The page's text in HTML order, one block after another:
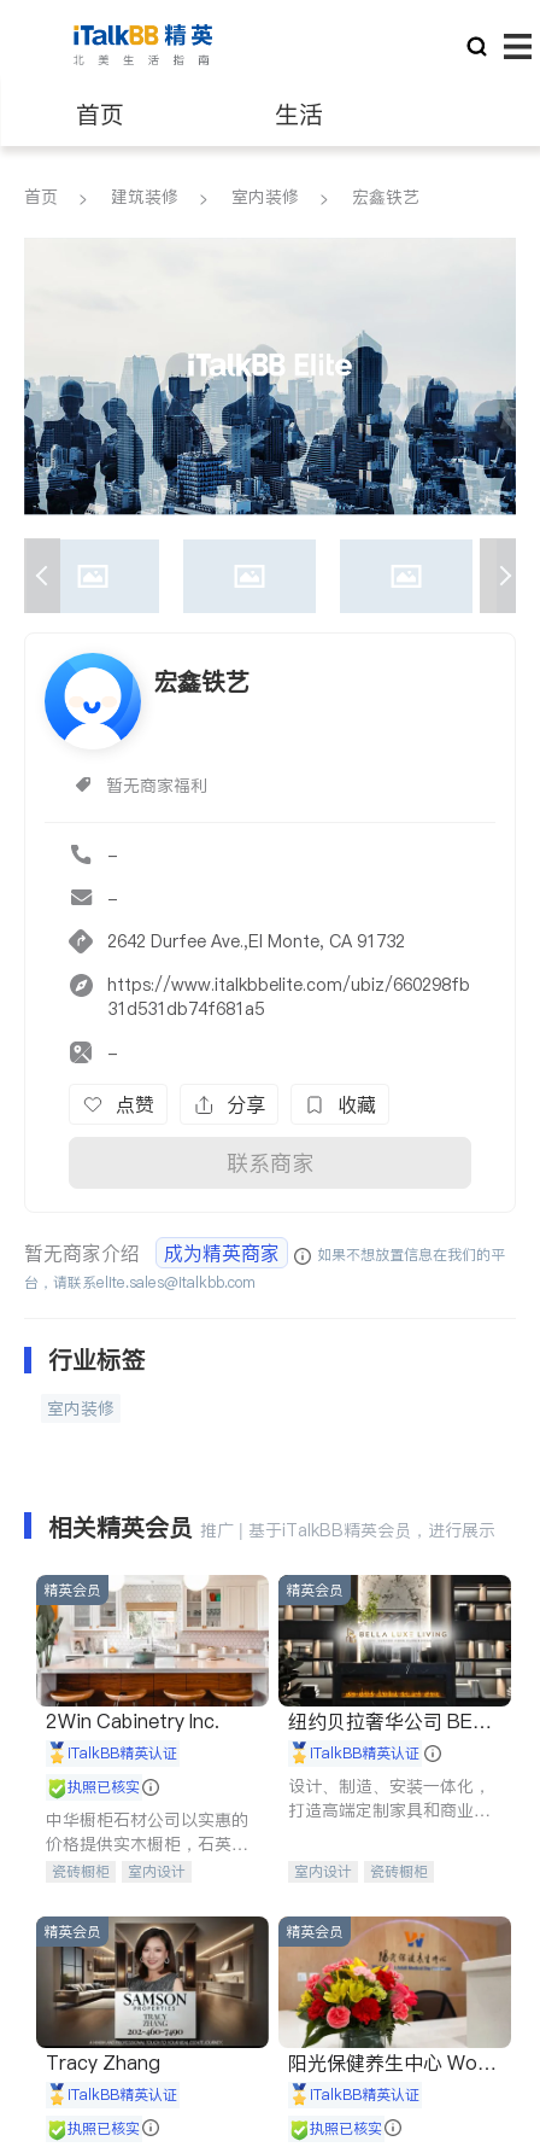
首页 生活
医生 律师
养老 非盈利组织
首页 建筑装修 室内装修 宏鑫铁艺
宏鑫铁艺
暂无商家福利
-
-
2642 Durfee Ave.,El Monte, CA 91732
https://www.italkbbelite.com/ubiz/660298fb
31d531db74f681a5
-
点赞 分享 收藏
联系商家
暂无商家介绍 成为精英商家
如果不想放置信息在我们的平
台，请联系elite.sales@italkbb.com
行业标签
室内装修
相关精英会员 推广 | 基于iTalkBB精英会员，进行展示
精英会员
2Win Cabinetry Inc.
iTalkBB精英认证
执照已核实
中华橱柜石材公司以实惠的
价格提供实木橱柜，石英石
台面，多种优质不锈钢水
质厨房，家的选择。
瓷砖橱柜
室内设计
室内装修
精英会员
纽约贝拉奢华公司 BELL
A LUXE
iTalkBB精英认证
设计、制造、安装一体化，
打造高端定制家具和商业空
室内设计
瓷砖橱柜
售前软装staging
室内装修
精英会员
Tracy Zhang
iTalkBB精英认证
执照已核实
精英会员
阳光保健养生中心 World
shine
iTalkBB精英认证
执照已核实